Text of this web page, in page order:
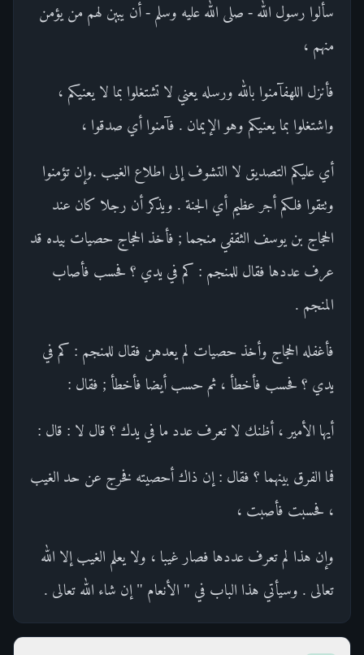
سألوا رسول الله - صلى الله عليه وسلم - أن يبين لهم من يؤمن
منهم ،
فأنزل اللهفآمنوا بالله ورسله يعني لا تشتغلوا بما لا يعنيكم ،
واشتغلوا بما يعنيكم وهو الإيمان . فآمنوا أي صدقوا ،
أي عليكم التصديق لا التشوف إلى اطلاع الغيب .وإن تؤمنوا
وتتقوا فلكم أجر عظيم أي الجنة . ويذكر أن رجلا كان عند
الحجاج بن يوسف الثقفي منجما ; فأخذ الحجاج حصيات بيده قد
عرف عددها فقال للمنجم : كم في يدي ؟ فحسب فأصاب
المنجم .
فأغفله الحجاج وأخذ حصيات لم يعدهن فقال للمنجم : كم في
يدي ؟ فحسب فأخطأ ، ثم حسب أيضا فأخطأ ; فقال :
أيها الأمير ، أظنك لا تعرف عدد ما في يدك ؟ قال لا : قال :
فما الفرق بينهما ؟ فقال : إن ذاك أحصيته فخرج عن حد الغيب
، فحسبت فأصبت ،
وإن هذا لم تعرف عددها فصار غيبا ، ولا يعلم الغيب إلا الله
تعالى . وسيأتي هذا الباب في " الأنعام " إن شاء الله تعالى .